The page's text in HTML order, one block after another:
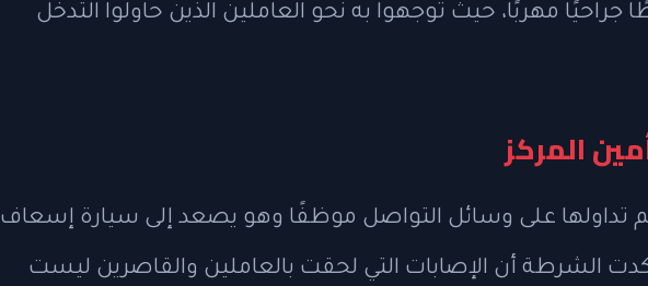
مهربًا، حيث توجهوا به نحو العاملين الذين حاولوا التدخل
المركز
تداولها على وسائل التواصل موظفًا وهو يصعد إلى سيارة إسعاف
الشرطة أن الإصابات التي لحقت بالعاملين والقاصرين ليست